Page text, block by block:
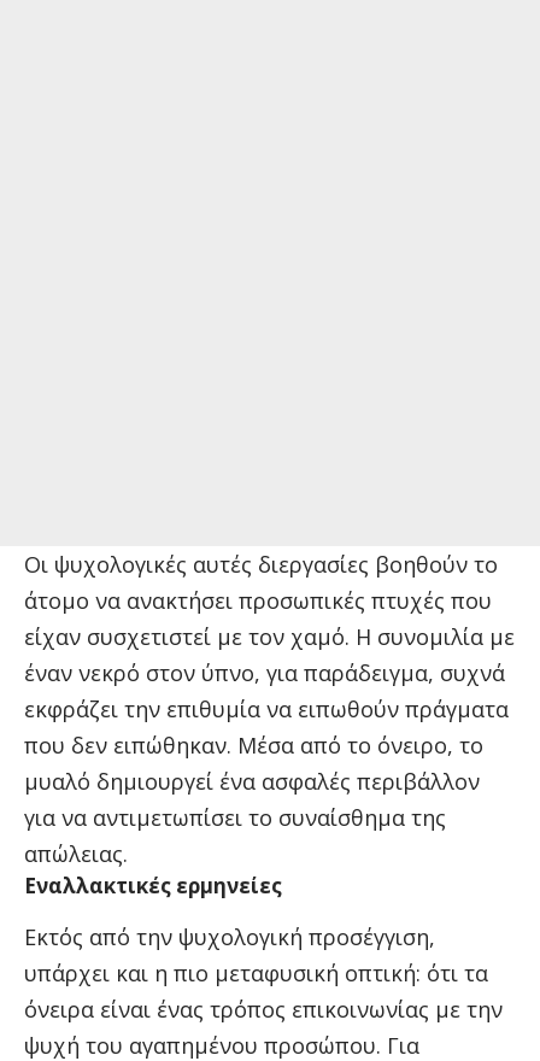
Οι ψυχολογικές αυτές διεργασίες βοηθούν το
άτομο να ανακτήσει προσωπικές πτυχές που
είχαν συσχετιστεί με τον χαμό. Η συνομιλία με
έναν νεκρό στον ύπνο, για παράδειγμα, συχνά
εκφράζει την επιθυμία να ειπωθούν πράγματα
που δεν ειπώθηκαν. Μέσα από το όνειρο, το
μυαλό δημιουργεί ένα ασφαλές περιβάλλον
για να αντιμετωπίσει το συναίσθημα της
απώλειας.
Εναλλακτικές ερμηνείες
Εκτός από την ψυχολογική προσέγγιση,
υπάρχει και η πιο μεταφυσική οπτική: ότι τα
όνειρα είναι ένας τρόπος επικοινωνίας με την
ψυχή του αγαπημένου προσώπου. Για